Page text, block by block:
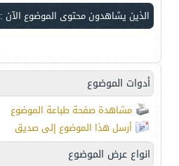
الذين يشاهدون محتوى الموضوع الآن : 3
أدوات الموضوع
مشاهدة صفحة طباعة الموضوع
أرسل هذا الموضوع إلى صديق
انواع عرض الموضوع